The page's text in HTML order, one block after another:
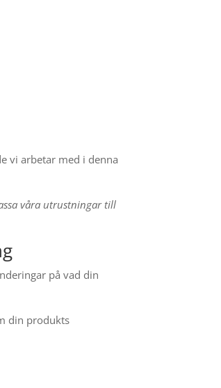
vi arbetar med i denna
våra utrustningar till
på vad din
din produkts